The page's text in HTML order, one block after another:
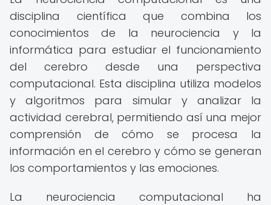
disciplina científica que combina los
conocimientos de la neurociencia y la
informática para estudiar el funcionamiento
del cerebro desde una perspectiva
computacional. Esta disciplina utiliza modelos
y algoritmos para simular y analizar la
actividad cerebral, permitiendo así una mejor
comprensión de cómo se procesa la
información en el cerebro y cómo se generan
los comportamientos y las emociones.
La neurociencia computacional ha